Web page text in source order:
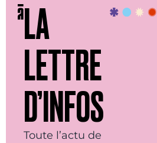
LA
LETTRE
D’INFOS
Toute l’actu de